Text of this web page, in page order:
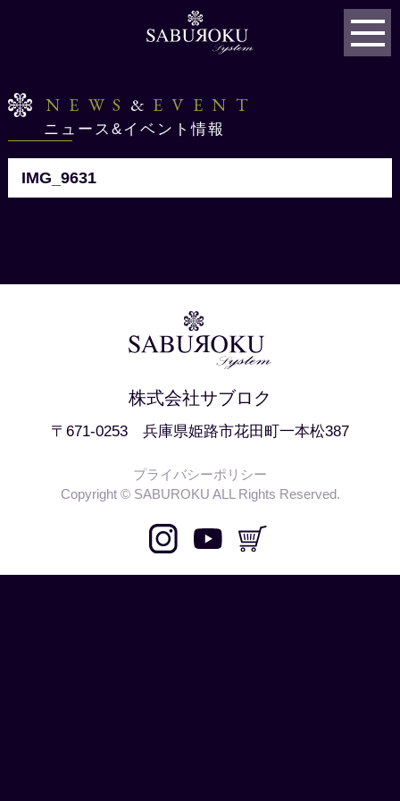
NEWS & EVENT
ニュース&イベント情報
IMG_9631
株式会社サブロク
〒671-0253 兵庫県姫路市花田町一本松387
プライバシーポリシー
Copyright © SABUROKU ALL Rights Reserved.